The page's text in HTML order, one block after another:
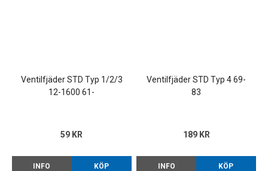
Ventilfjäder STD Typ 1/2/3
12-1600 61-
59 KR
INFO KÖP
Ventilfjäder STD Typ 4 69-
83
189 KR
INFO KÖP